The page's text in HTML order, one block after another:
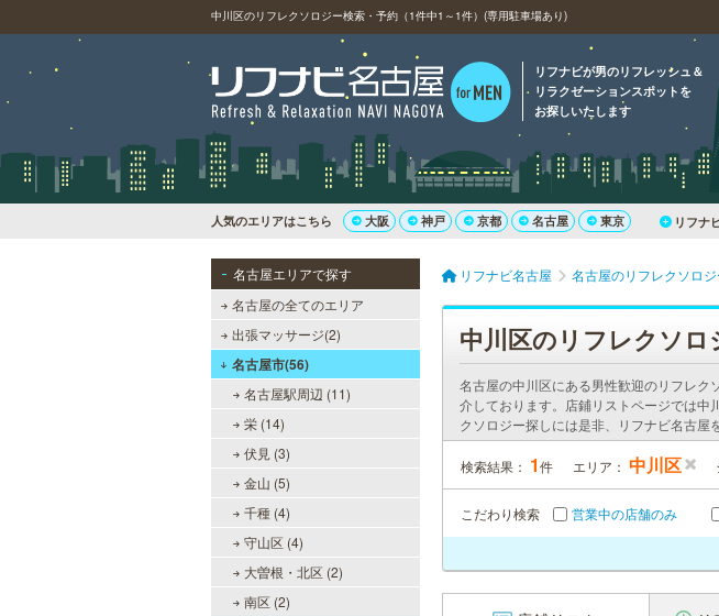
中川区のリフレクソロジー検索・予約（1件中1～1件）(専用駐車場あり)
リフナビが男のリフレッシュ＆
リラクゼーションスポットを
お探しいたします
人気のエリアはこちら 大阪 神戸 京都 名古屋 東京 リフナ
名古屋エリアで探す
名古屋の全てのエリア
出張マッサージ(2)
名古屋市(56)
名古屋駅周辺 (11)
栄 (14)
伏見 (3)
金山 (5)
千種 (4)
守山区 (4)
大曽根・北区 (2)
南区 (2)
リフナビ名古屋 名古屋のリフレクソロジ
中川区のリフレクソロ
名古屋の中川区にある男性歓迎のリフレク
介しております。店鋪リストページでは中
クソロジー探しには是非、リフナビ名古屋
検索結果： 1件 エリア： 中川区
こだわり検索 営業中の店舗のみ